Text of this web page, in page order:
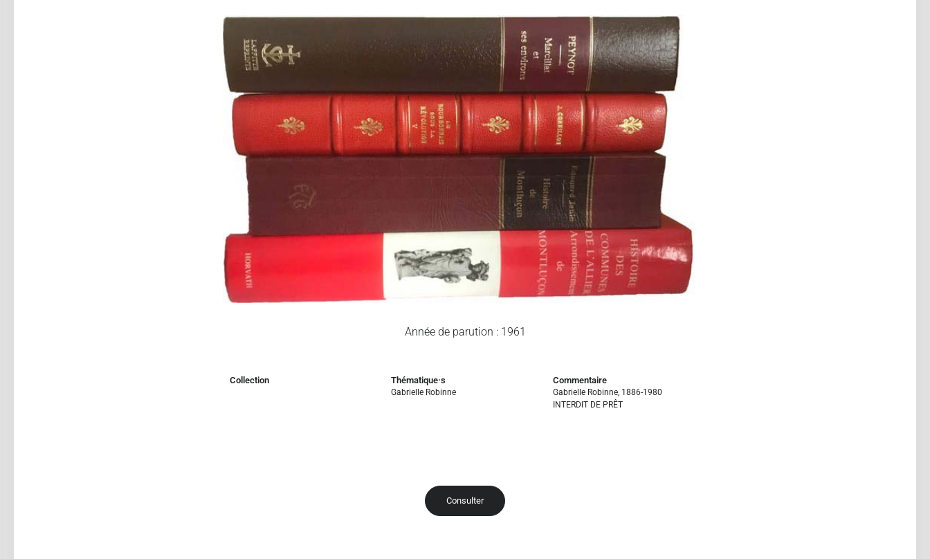
Année de parution : 1961
Collection Thématique·s
Gabrielle Robinne
Commentaire
Gabrielle Robinne, 1886-1980
INTERDIT DE PRÊT
Consulter